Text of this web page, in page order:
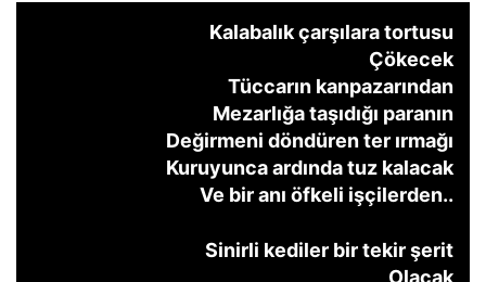
Kalabalık çarşılara tortusu
Çökecek
Tüccarın kanpazarından
Mezarlığa taşıdığı paranın
Değirmeni döndüren ter ırmağı
Kuruyunca ardında tuz kalacak
Ve bir anı öfkeli işçilerden..
Sinirli kediler bir tekir şerit
Olacak